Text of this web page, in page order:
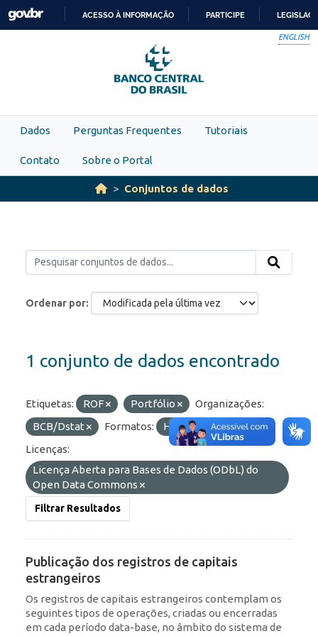
Skip to main content
PARA
O
CONTEÚDO
ACESSO À INFORMAÇÃO PARTICIPE
ENGLISH
Dados Perguntas Frequentes Tutoriais
Contato Sobre o Portal
Conjuntos de dados
Ordenar por
1 conjunto de dados encontrado
Etiquetas: ROF Portfólio
Organizações:
BCB/Dstat
Formatos: HTML
API
Licenças:
Licença Aberta para Bases de Dados (ODbL) do
Open Data Commons
Filtrar Resultados
Publicação dos registros de capitais
estrangeiros
Os registros de capitais estrangeiros contemplam os
seguintes tipos de operações, criadas ou encerradas
em cada período data-base, no âmbito do sistema de